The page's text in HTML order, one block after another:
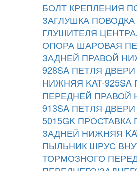
БОЛТ КРЕПЛЕНИЯ
ЗАГЛУШКА ПОВОДКА
ГЛУШИТЕЛЯ
ОПОРА ШАРОВАЯ
ЗАДНЕЙ ПРАВОЙ
928SA ПЕТЛЯ
НИЖНЯЯ KAT-925SA
ПЕРЕДНЕЙ ПРАВОЙ
913SA ПЕТЛЯ ДВЕРИ
5015GK ПРОСТАВКА
ЗАДНЕЙ НИЖНЯЯ
ПЫЛЬНИК ШРУС
ТОРМОЗНОГО